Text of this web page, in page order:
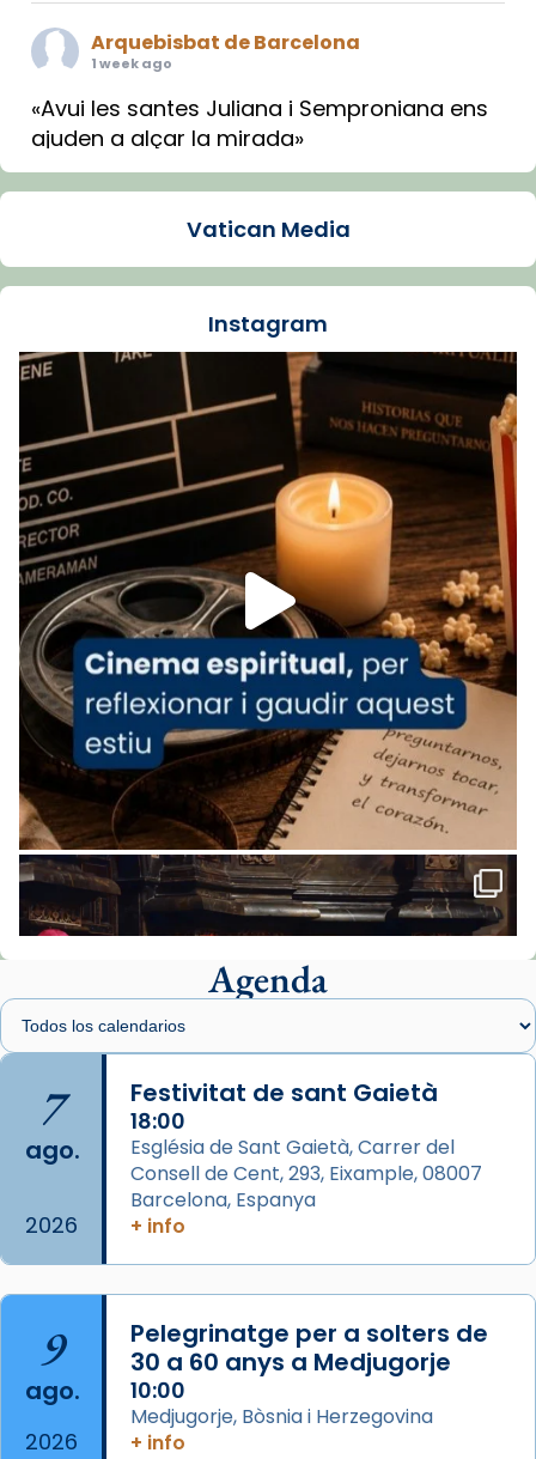
Arquebisbat de Barcelona
1 week ago
«Avui les santes Juliana i Semproniana ens
ajuden a alçar la mirada»
Mons. Sergi Gordo, bisbe de Tortosa, ha
Santes de Mataró.
🔗tinyurl.com/cvu5jmbk
Foto
View on Facebook Share
Arquebisbat de Barcelonais at Catedral
de Barcelona.
1 week ago
Aquest dilluns, 27 de juliol, ha tingut lloc la
missa d’acció de gràcies en agraïment al
comitè organitzador de la visita apostòlica
del Sant Pare Lleó XIV a Barcelona, i als
col·laboradors, a la Catedral de Barcelona.
L’arquebisbe de Barcelona, el cardenal Joan
Josep Omella, ha presidit la missa i l’ha
concelebrat el bisbe auxiliar de Barcelona,
Mons. David Abadías.
📸 Dr. G. Simón
Foto
View on Facebook Share
Arquebisbat de Barcelona
1 week ago
Memòria de les santes Juliana i
Semproniana, verges i màrtirs.
Acompanyant la història de sant Cugat, a
partir de l’Edat Mitjana sorgeix la tradició
que les santes Juliana (“relatiu a Júlia”) i
Semproniana (“relatiu a Semprònia =
eterna”) són deixebles seves. I l’any 1667, el
frare Joan Gaspar Roig, afirma en una obra
que les santes són filles de l’antiga Iluro.
Mataró en reivindicarà les relíq
...Ver más
Foto
View on Facebook
Vatican Media
Instagram
Agenda
7
ago.
2026
Festivitat de sant Gaietà
18:00
Església de Sant Gaietà, Carrer del
Consell de Cent, 293, Eixample, 08007
Barcelona, Espanya
+ info
9
ago.
2026
Pelegrinatge per a solters de
30 a 60 anys a Medjugorje
10:00
Medjugorje, Bòsnia i Herzegovina
+ info